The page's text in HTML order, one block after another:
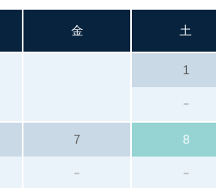
金 土
1
－
7
－
8
－